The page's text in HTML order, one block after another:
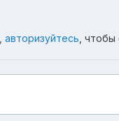
авторизуйтесь ,